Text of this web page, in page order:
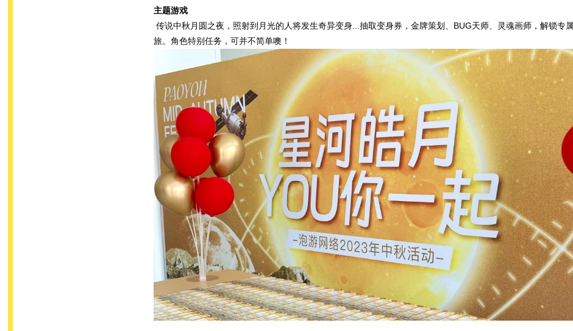
主题游戏
传说中秋月圆之夜，照射到月光的人将发生奇异变身...抽取变身券，金牌策划、BUG天师、灵魂画师，解锁专
旅。角色特别任务，可并不简单噢！